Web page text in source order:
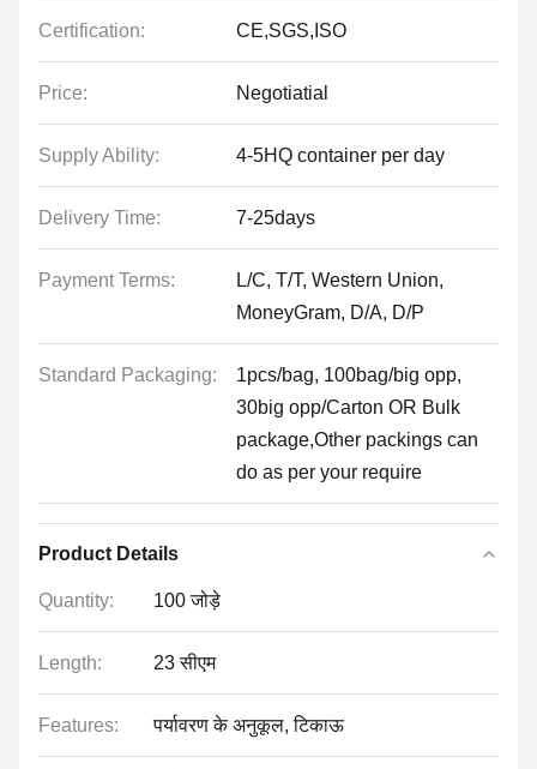
Certification: CE,SGS,ISO
Price: Negotiatial
Supply Ability: 4-5HQ container per day
Delivery Time: 7-25days
Payment Terms:
L/C, T/T, Western Union,
MoneyGram, D/A, D/P
Standard Packaging:
1pcs/bag, 100bag/big opp,
30big opp/Carton OR Bulk
package,Other packings can
do as per your require
Product Details
Quantity: 100 जोड़े
Length: 23 सीएम
Features: पर्यावरण के अनुकूल, टिकाऊ